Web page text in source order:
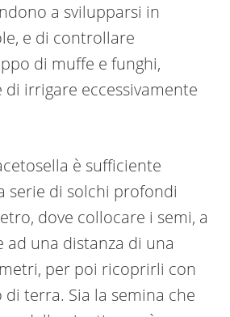
a svilupparsi in
e di controllare
di muffe e funghi,
irrigare eccessivamente
è sufficiente
serie di solchi profondi
dove collocare i semi, a
ad una distanza di una
per poi ricoprirli con
terra. Sia la semina che